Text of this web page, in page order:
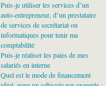
Puis-je utiliser les services d’un
auto-entrepreneur, d’un prestataire
de services de secrétariat ou
informatiques pour tenir ma
comptabilité
Puis-je réaliser les paies de mes
salariés en interne
Quel est le mode de financement